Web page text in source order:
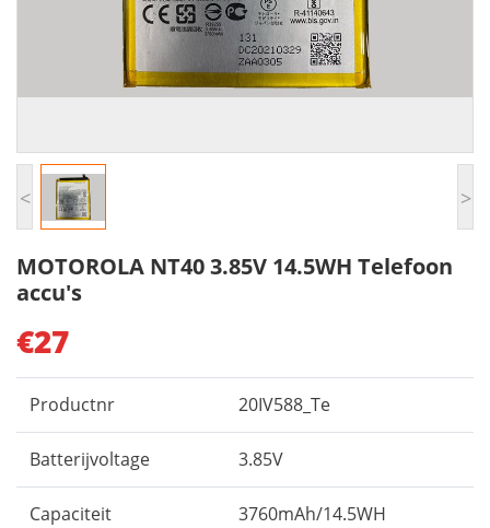
< >
MOTOROLA NT40 3.85V 14.5WH Telefoon
accu's
€27
Productnr 20IV588_Te
Batterijvoltage 3.85V
Capaciteit 3760mAh/14.5WH